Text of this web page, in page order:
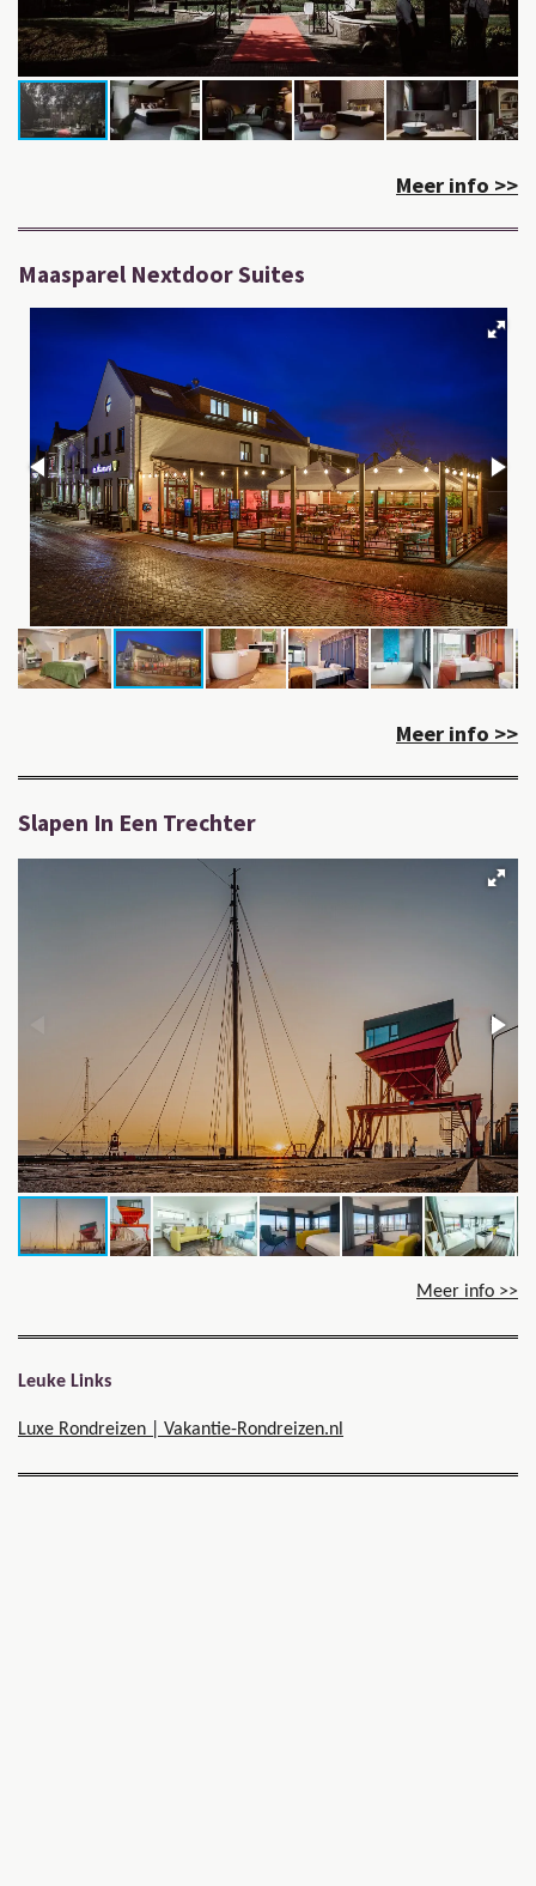
Meer info >>
Maasparel Nextdoor Suites
Meer info >>
Slapen In Een Trechter
Meer info >>
Leuke Links
Luxe Rondreizen | Vakantie-Rondreizen.nl